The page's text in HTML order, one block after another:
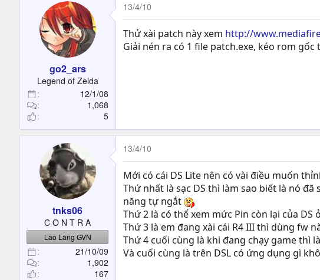
go2_ars
Legend of Zelda
12/1/08
1,068
5
13/4/10
Thử xài patch này xem http://
Giải nén ra có 1 file patch.exe, kéo rom gốc
tnks06
C O N T R A
Lão Làng GVN
21/10/09
1,902
167
13/4/10
Mới có cái DS Lite nên có vài điều muốn
Thứ nhất là sạc DS thì làm sao biết là nó
năng tự ngắt
Thứ 2 là có thể xem mức Pin còn lại của DS
Thứ 3 là em đang xài cái R4 III thì dùng fw
Thứ 4 cuối cùng là khi đang chạy game thì
Và cuối cùng là trên DSL có ứng dụng gì